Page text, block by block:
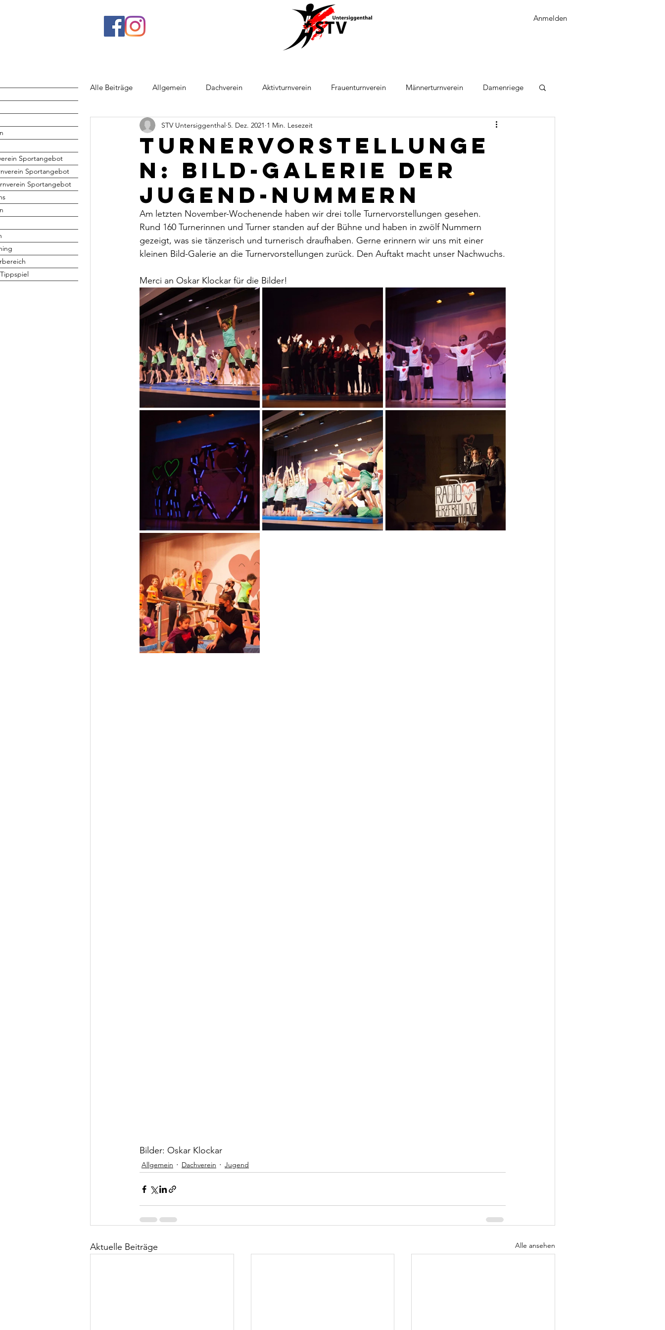
Anmelden
Alle Beiträge Allgemein Dachverein Aktivturnverein Frauenturnverein Männerturnverein Damenriege
Jugend Volleyball Leichtathletik
Turnervorstellunge
n: Bild-Galerie der
Jugend-Nummern
STV Untersiggenthal 5. Dez. 2021 1 Min. Lesezeit
Am letzten November-Wochenende haben wir drei tolle Turnervorstellungen gesehen.
Rund 160 Turnerinnen und Turner standen auf der Bühne und haben in zwölf Nummern
gezeigt, was sie tänzerisch und turnerisch draufhaben. Gerne erinnern wir uns mit einer
kleinen Bild-Galerie an die Turnervorstellungen zurück. Den Auftakt macht unser Nachwuchs.
Merci an Oskar Klockar für die Bilder!
Bilder: Oskar Klockar
Allgemein Dachverein Jugend
Aktuelle Beiträge Alle ansehen
Sportangebot
Sportangebot
Sportangebot